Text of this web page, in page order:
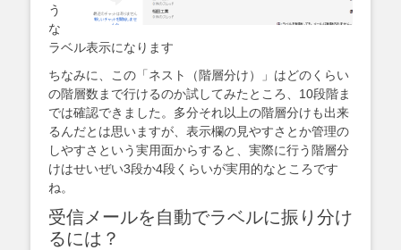
う
な
ラベル表示になります
ちなみに、この「ネスト（階層分け）」はどのくらい
の階層数まで行けるのか試してみたところ、10段階ま
では確認できました。多分それ以上の階層分けも出来
るんだとは思いますが、表示欄の見やすさとか管理の
しやすさという実用面からすると、実際に行う階層分
けはせいぜい3段か4段くらいが実用的なところです
ね。
受信メールを自動でラベルに振り分け
るには？